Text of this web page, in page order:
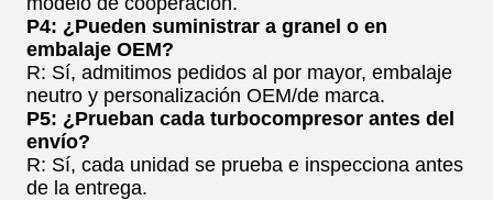
P4: ¿Pueden suministrar a granel o en
embalaje OEM?
R: Sí, admitimos pedidos al por mayor, embalaje
neutro y personalización OEM/de marca.
P5: ¿Prueban cada turbocompresor antes del
envío?
R: Sí, cada unidad se prueba e inspecciona antes
de la entrega.